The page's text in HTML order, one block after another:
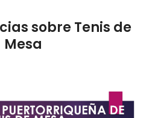
sobre Tenis de
Mesa